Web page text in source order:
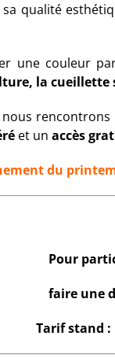
qualité
une couleur
la
et un accès
du
Pour
faire une
Tarif stand :